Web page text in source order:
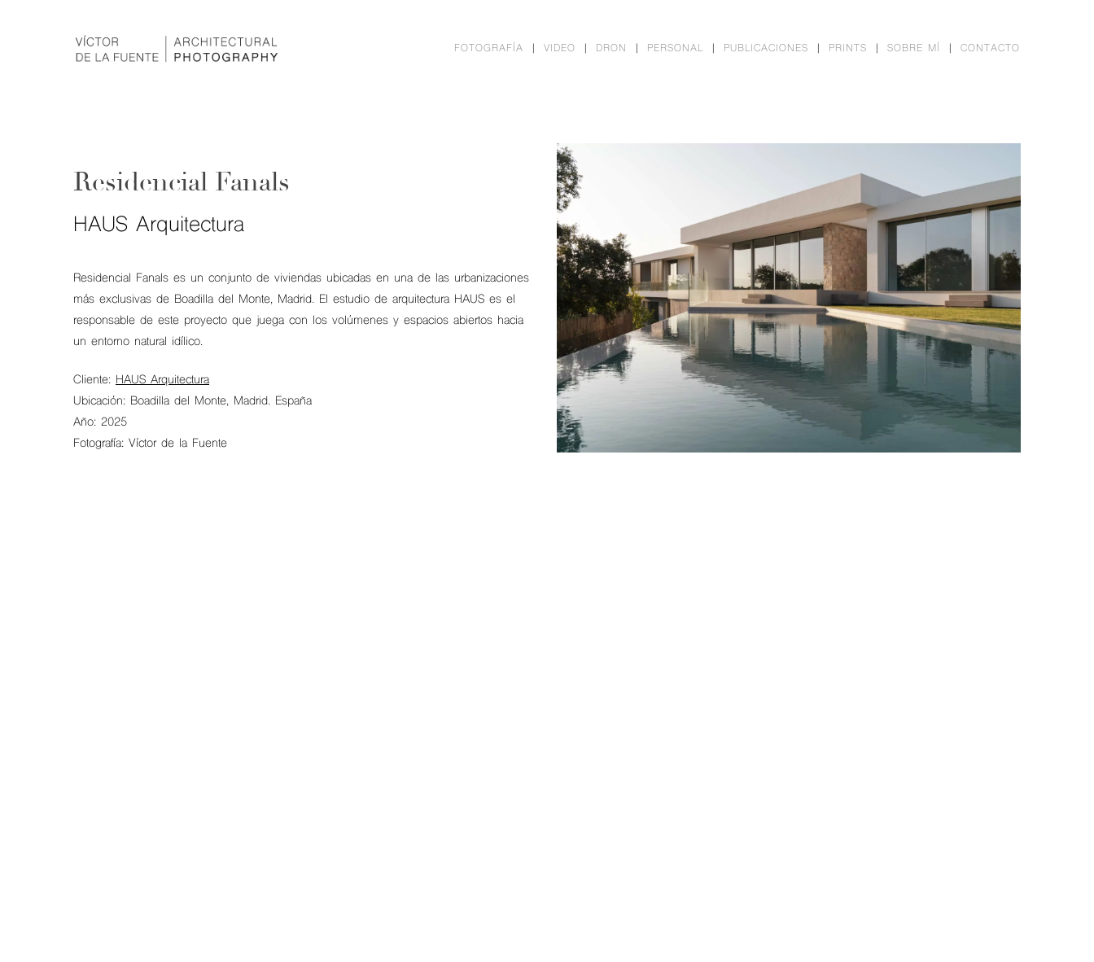
FOTOGRAFÍA VIDEO DRON PERSONAL PUBLICACIONES PRINTS SOBRE MÍ CONTACTO
Residencial Fanals
HAUS Arquitectura
Residencial Fanals es un conjunto de viviendas ubicadas en una de las urbanizaciones
más exclusivas de Boadilla del Monte, Madrid. El estudio de arquitectura HAUS es el
responsable de este proyecto que juega con los volúmenes y espacios abiertos hacia
un entorno natural idílico.
Cliente: HAUS Arquitectura
Ubicación: Boadilla del Monte, Madrid. España
Año: 2025
Fotografía: Víctor de la Fuente